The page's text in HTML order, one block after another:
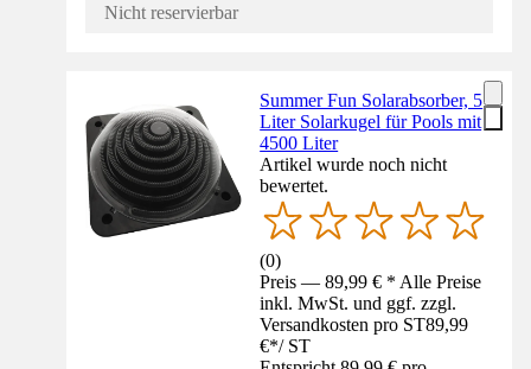
Nicht reservierbar
Summer Fun Solarabsorber, 5
Liter Solarkugel für Pools mit
4500 Liter
Artikel wurde noch nicht
bewertet.
(0)
Preis — 89,99 € * Alle Preise
inkl. MwSt. und ggf. zzgl.
Versandkosten pro ST89,99
€*/ ST